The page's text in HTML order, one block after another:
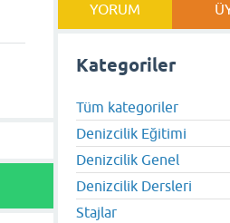
YORUM
Kategoriler
Tüm kategoriler
Denizcilik Eğitimi
Denizcilik Genel
Denizcilik Dersleri
Stajlar